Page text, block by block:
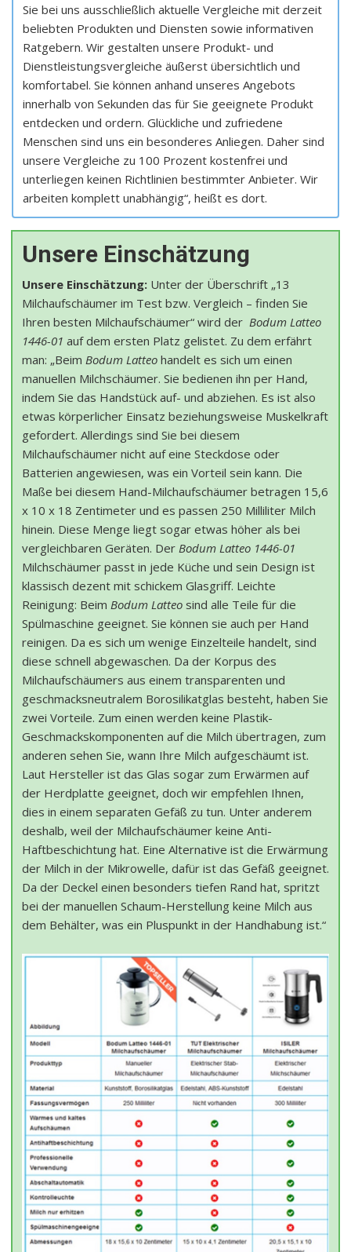
Sie bei uns ausschließlich aktuelle Vergleiche mit derzeit
beliebten Produkten und Diensten sowie informativen
Ratgebern. Wir gestalten unsere Produkt- und
Dienstleistungsvergleiche äußerst übersichtlich und
komfortabel. Sie können anhand unseres Angebots
innerhalb von Sekunden das für Sie geeignete Produkt
entdecken und ordern. Glückliche und zufriedene
Menschen sind uns ein besonderes Anliegen. Daher sind
unsere Vergleiche zu 100 Prozent kostenfrei und
unterliegen keinen Richtlinien bestimmter Anbieter. Wir
arbeiten komplett unabhängig“, heißt es dort.
Unsere Einschätzung
Unsere Einschätzung: Unter der Überschrift „13
Milchaufschäumer im Test bzw. Vergleich – finden Sie
Ihren besten Milchaufschäumer“ wird der Bodum Latteo
1446-01 auf dem ersten Platz gelistet. Zu dem erfährt
man: „Beim Bodum Latteo handelt es sich um einen
manuellen Milchschäumer. Sie bedienen ihn per Hand,
indem Sie das Handstück auf- und abziehen. Es ist also
etwas körperlicher Einsatz beziehungsweise Muskelkraft
gefordert. Allerdings sind Sie bei diesem
Milchaufschäumer nicht auf eine Steckdose oder
Batterien angewiesen, was ein Vorteil sein kann. Die
Maße bei diesem Hand-Milchaufschäumer betragen 15,6
x 10 x 18 Zentimeter und es passen 250 Milliliter Milch
hinein. Diese Menge liegt sogar etwas höher als bei
vergleichbaren Geräten. Der Bodum Latteo 1446-01
Milchschäumer passt in jede Küche und sein Design ist
klassisch dezent mit schickem Glasgriff. Leichte
Reinigung: Beim Bodum Latteo sind alle Teile für die
Spülmaschine geeignet. Sie können sie auch per Hand
reinigen. Da es sich um wenige Einzelteile handelt, sind
diese schnell abgewaschen. Da der Korpus des
Milchaufschäumers aus einem transparenten und
geschmacksneutralem Borosilikatglas besteht, haben Sie
zwei Vorteile. Zum einen werden keine Plastik-
Geschmackskomponenten auf die Milch übertragen, zum
anderen sehen Sie, wann Ihre Milch aufgeschäumt ist.
Laut Hersteller ist das Glas sogar zum Erwärmen auf
der Herdplatte geeignet, doch wir empfehlen Ihnen,
dies in einem separaten Gefäß zu tun. Unter anderem
deshalb, weil der Milchaufschäumer keine Anti-
Haftbeschichtung hat. Eine Alternative ist die Erwärmung
der Milch in der Mikrowelle, dafür ist das Gefäß geeignet.
Da der Deckel einen besonders tiefen Rand hat, spritzt
bei der manuellen Schaum-Herstellung keine Milch aus
dem Behälter, was ein Pluspunkt in der Handhabung ist.“